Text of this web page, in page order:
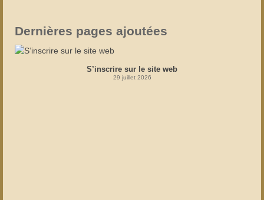
Dernières pages ajoutées
S’inscrire sur le site web
29 juillet 2026